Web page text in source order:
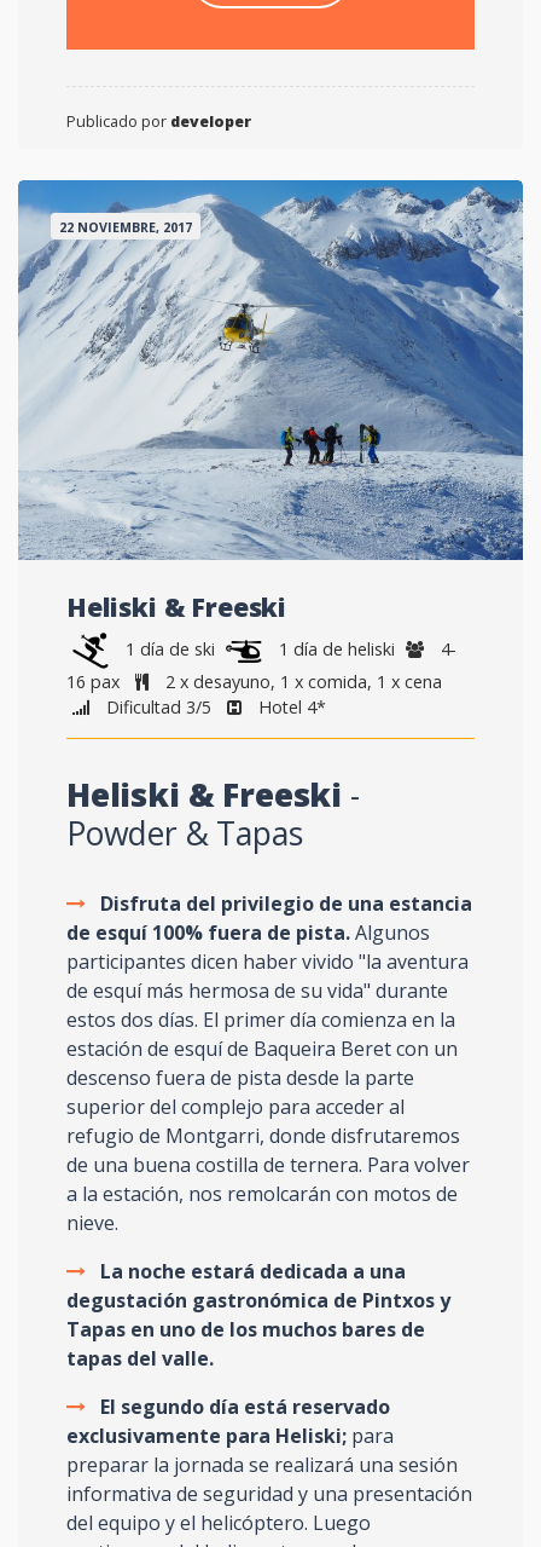
Publicado por developer
22 NOVIEMBRE, 2017
Heliski & Freeski
1 día de ski 1 día de heliski
4-
16 pax
2 x desayuno, 1 x comida, 1 x cena
Dificultad 3/5
Hotel 4*
Heliski & Freeski -
Powder & Tapas
Disfruta del privilegio de una estancia
de esquí 100% fuera de pista.Algunos
participantes dicen haber vivido "la aventura
de esquí más hermosa de su vida" durante
estos dos días. El primer día comienza en la
estación de esquí de Baqueira Beret con un
descenso fuera de pista desde la parte
superior del complejo para acceder al
refugio de Montgarri, donde disfrutaremos
de una buena costilla de ternera. Para volver
a la estación, nos remolcarán con motos de
nieve.
La noche estará dedicada a una
degustación gastronómica de Pintxos y
Tapas en uno de los muchos bares de
tapas del valle.
El segundo día está reservado
exclusivamente para Heliski; para
preparar la jornada se realizará una sesión
informativa de seguridad y una presentación
del equipo y el helicóptero. Luego